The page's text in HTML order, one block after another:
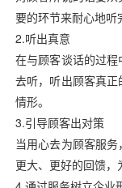
要的环节来耐心地听
2.听出真意
在与顾客谈话的过
去听，听出顾客真
情形。
3.引导顾客出对策
当用心去为顾客服
更大、更好的回馈，